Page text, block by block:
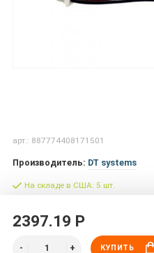
арт.: 887774408171501
Производитель: DT systems
На складе в США: 5 шт.
2397.19 Р
КУПИТЬ